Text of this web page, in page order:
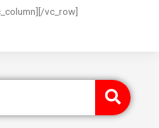
vc_row]